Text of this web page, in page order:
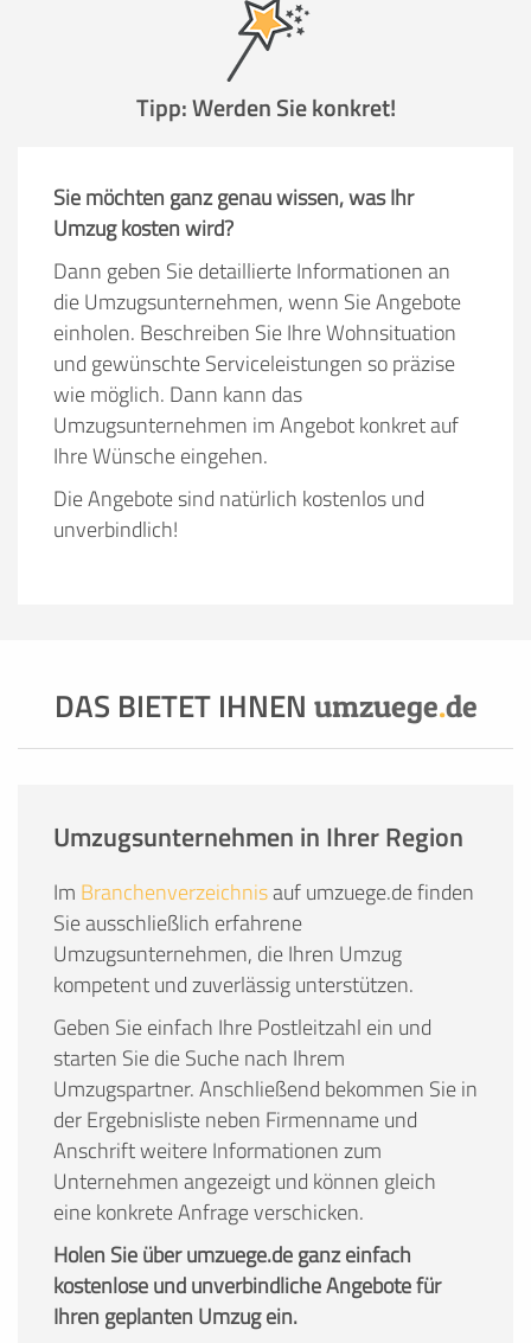
Tipp: Werden Sie konkret!
Sie möchten ganz genau wissen, was Ihr
Umzug kosten wird?
Dann geben Sie detaillierte Informationen an
die Umzugsunternehmen, wenn Sie Angebote
einholen. Beschreiben Sie Ihre Wohnsituation
und gewünschte Serviceleistungen so präzise
wie möglich. Dann kann das
Umzugsunternehmen im Angebot konkret auf
Ihre Wünsche eingehen.
Die Angebote sind natürlich kostenlos und
unverbindlich!
DAS BIETET IHNEN umzuege.de
Umzugsunternehmen in Ihrer Region
Im Branchenverzeichnisauf umzuege.de finden
Sie ausschließlich erfahrene
Umzugsunternehmen, die Ihren Umzug
kompetent und zuverlässig unterstützen.
Geben Sie einfach Ihre Postleitzahl ein und
starten Sie die Suche nach Ihrem
Umzugspartner. Anschließend bekommen Sie in
der Ergebnisliste neben Firmenname und
Anschrift weitere Informationen zum
Unternehmen angezeigt und können gleich
eine konkrete Anfrage verschicken.
Holen Sie über umzuege.de ganz einfach
kostenlose und unverbindliche Angebote für
Ihren geplanten Umzug ein.